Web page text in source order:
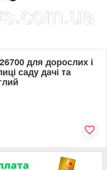
для дорослих і
саду дачі та